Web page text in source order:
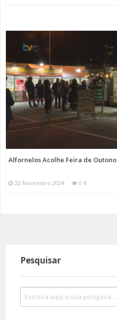
Alfornelos Acolhe Feira de Outono
22 Novembro 2024 0 K
Pesquisar